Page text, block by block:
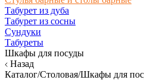
Табурет из дуба
Табурет из сосны
Сундуки
Табуреты
Шкафы для посуды
Назад
Каталог/Столовая/Шкафы для